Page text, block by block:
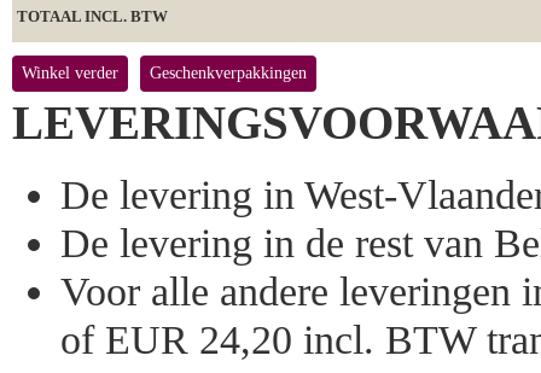
TOTAAL INCL. BTW
Winkel verder Geschenkverpakkingen
De levering in West-
De levering in de rest van
Voor alle andere
of EUR 24,20 incl. BTW